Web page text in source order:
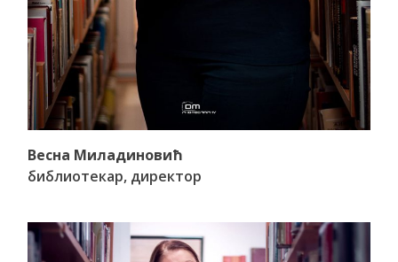
Весна Миладиновић
библиотекар, директор